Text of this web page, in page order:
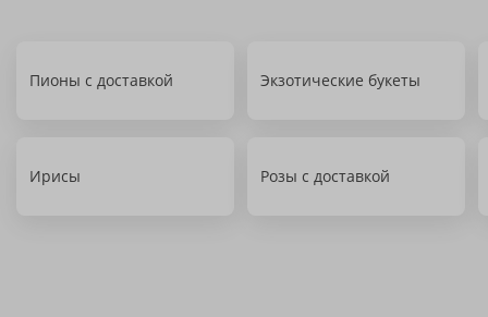
Пионы с доставкой Экзотические букеты
Ирисы Розы с доставкой